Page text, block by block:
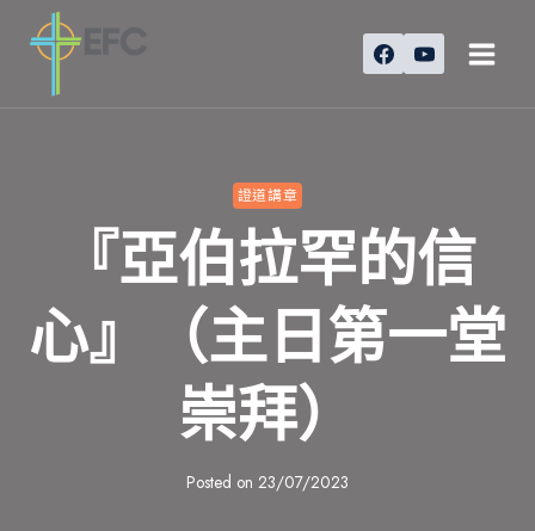
證道講章
『亞伯拉罕的信
心』（主日第一堂
崇拜）
Posted on 23/07/2023